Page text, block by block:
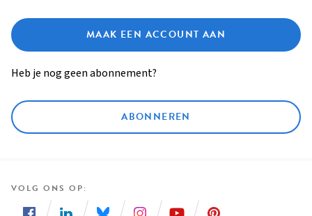
MAAK EEN ACCOUNT AAN
Heb je nog geen abonnement?
ABONNEREN
VOLG ONS OP